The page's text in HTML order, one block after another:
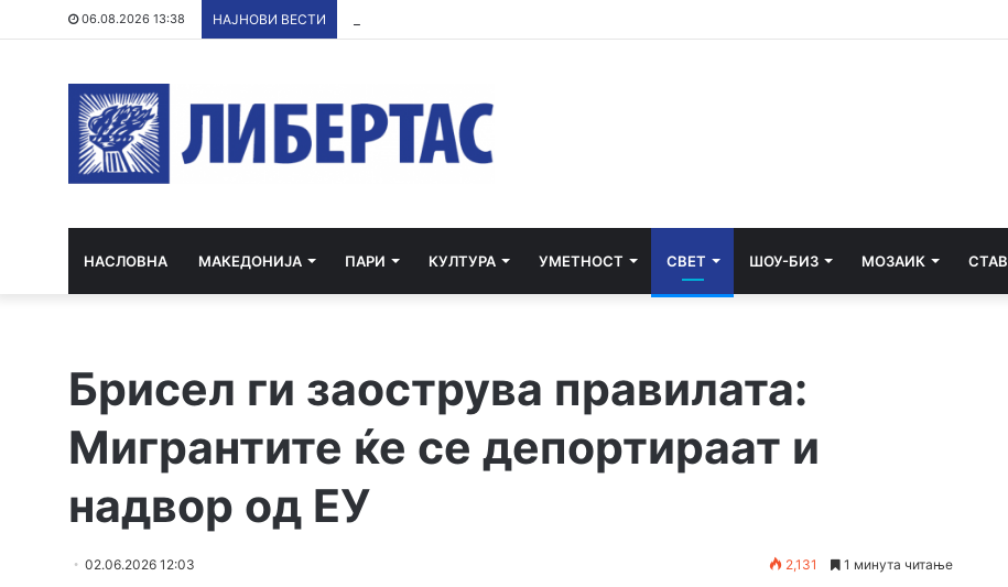
06.08.2026 13:38 НАЈНОВИ ВЕСТИ
НАСЛОВНА МАКЕДОНИЈА ПАРИ КУЛТУРА УМЕТНОСТ СВЕТ ШОУ-БИЗ МОЗАИК СТАВ
Брисел ги заострува правилата:
Мигрантите ќе се депортираат и
надвор од ЕУ
02.06.2026 12:03 2,131 1 минута читање